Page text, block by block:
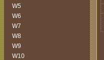
W5
W6
W7
W8
W9
W10